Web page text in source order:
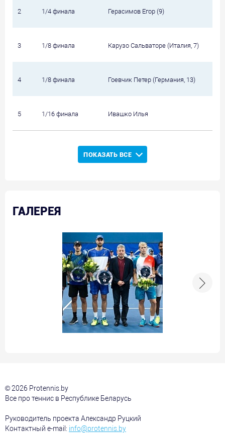
2 1/4 финала Герасимов Егор (9)
3 1/8 финала Карузо Сальваторе (Италия, 7)
4 1/8 финала Гоевчик Петер (Германия, 13)
5 1/16 финала Ивашко Илья
ПОКАЗАТЬ ВСЕ
ГАЛЕРЕЯ
© 2026 Protennis.by
Все про теннис в Республике Беларусь
Руководитель проекта Александр Руцкий
Контактный e-mail: info@protennis.by